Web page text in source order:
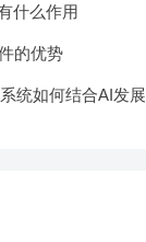
什么作用
的优势
统如何结合AI发展